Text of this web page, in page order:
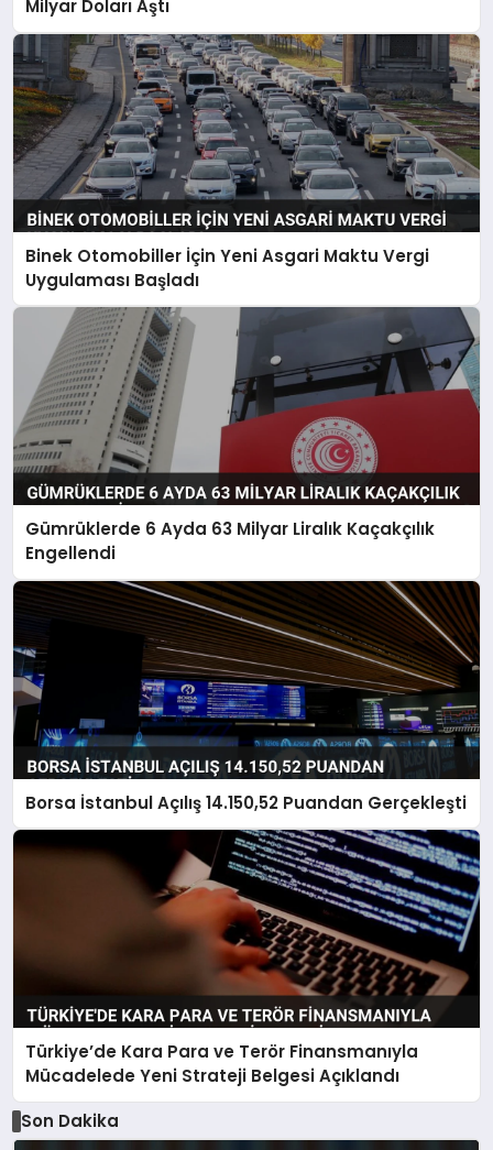
Milyar Doları Aştı
Binek Otomobiller İçin Yeni Asgari Maktu Vergi
Uygulaması Başladı
Gümrüklerde 6 Ayda 63 Milyar Liralık Kaçakçılık
Engellendi
Borsa İstanbul Açılış 14.150,52 Puandan Gerçekleşti
Türkiye’de Kara Para ve Terör Finansmanıyla
Mücadelede Yeni Strateji Belgesi Açıklandı
Son Dakika